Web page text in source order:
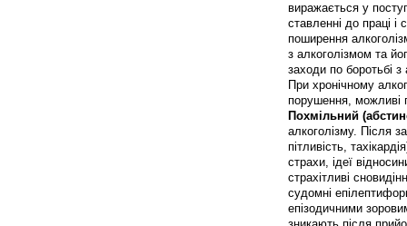
виражається у
ставленні до праці і
поширення
з алкоголізмом та
заходи по боротьбі
При хронічному
порушення, можливі
Похмільний
алкоголізму. Після
пітливість,
страхи, ідеї
страхітливі
судомні
епізодичними